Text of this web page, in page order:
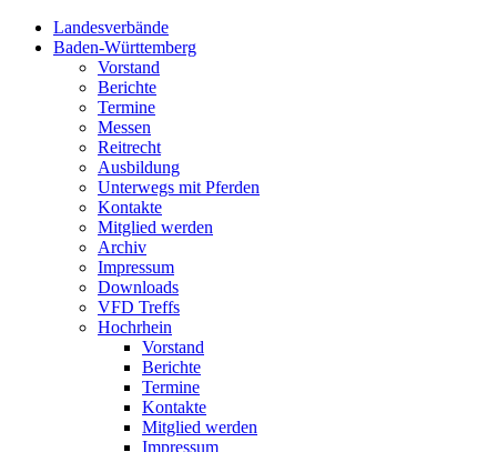
Landesverbände
Baden-Württemberg
Vorstand
Berichte
Termine
Messen
Reitrecht
Ausbildung
Unterwegs mit Pferden
Kontakte
Mitglied werden
Archiv
Impressum
Downloads
VFD Treffs
Hochrhein
Vorstand
Berichte
Termine
Kontakte
Mitglied werden
Impressum